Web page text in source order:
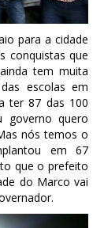
para a cidade
conquistas que
tem muita
escolas em
ter 87 das 100
governo quero
nós temos o
em 67
que o prefeito
do Marco vai